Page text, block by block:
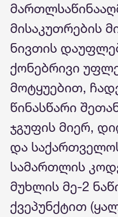
მისაკუთრების
ნივთის
ქონებრივი
მოტყუებით,
წინასწარი
ჯგუფის მიერ,
და
სამართლის
მუხლის მე-2
ქვეპუნქტით